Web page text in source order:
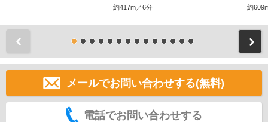
約417m／6分 約
メールでお問い合わせする(無料)
電話でお問い合わせする